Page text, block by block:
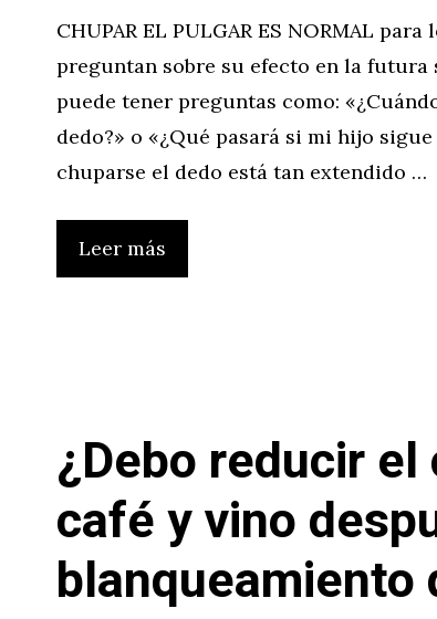
CHUPAR EL PULGAR ES NORMAL
preguntan sobre su efecto en la futura
puede tener preguntas como:
dedo?» o «¿Qué pasará si mi hijo
chuparse el dedo está tan extendido …
Leer más
¿Debo reducir
café y vino
blanqueamiento